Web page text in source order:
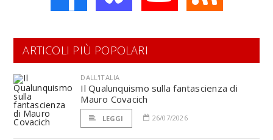
ARTICOLI PIÙ POPOLARI
DALL'ITALIA
Il Qualunquismo sulla fantascienza di
Mauro Covacich
LEGGI 26/07/2026